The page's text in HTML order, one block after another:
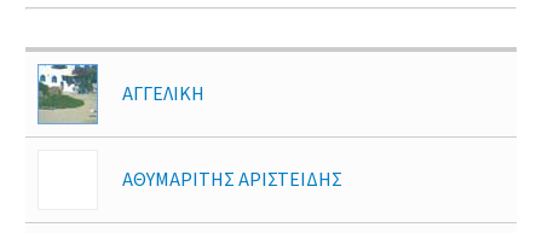
ΑΓΓΕΛΙΚΗ
ΑΘΥΜΑΡΙΤΗΣ ΑΡΙΣΤΕΙΔΗΣ